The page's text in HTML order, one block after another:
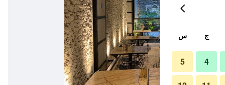
ج س
4
5